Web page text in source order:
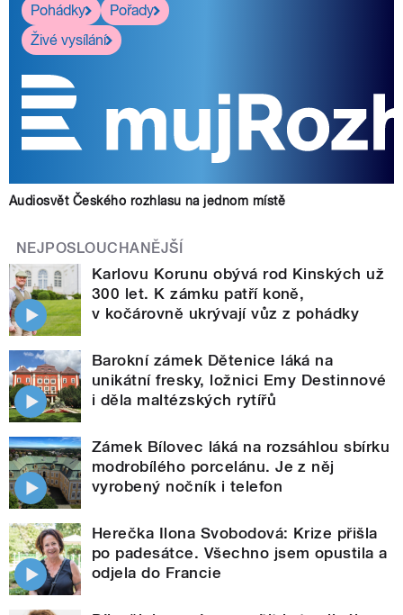
Pohádky
Pořady
Živé vysílání
Audiosvět Českého rozhlasu na jednom místě
NEJPOSLOUCHANĚJŠÍ
Karlovu Korunu obývá rod Kinských už
300 let. K zámku patří koně,
v kočárovně ukrývají vůz z pohádky
Barokní zámek Dětenice láká na
unikátní fresky, ložnici Emy Destinnové
i děla maltézských rytířů
Zámek Bílovec láká na rozsáhlou sbírku
modrobílého porcelánu. Je z něj
vyrobený nočník i telefon
Herečka Ilona Svobodová: Krize přišla
po padesátce. Všechno jsem opustila a
odjela do Francie